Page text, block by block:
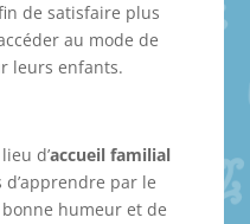
de satisfaire plus
au mode de
leurs enfants.
d’accueil familial
par le
humeur et de